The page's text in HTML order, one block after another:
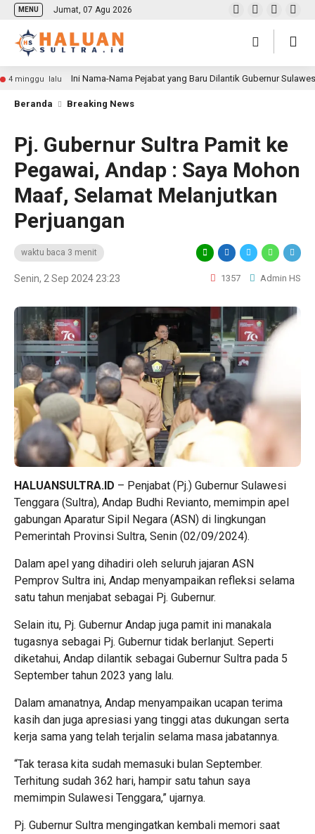
MENU Jumat, 07 Agu 2026
4 minggu lalu Ini Nama-Nama Pejabat yang Baru Dilantik Gubernur
Beranda Breaking News
Pj. Gubernur Sultra Pamit ke
Pegawai, Andap : Saya Mohon
Maaf, Selamat Melanjutkan
Perjuangan
waktu baca 3 menit
Senin, 2 Sep 2024 23:23 1357 Admin HS
HALUANSULTRA.ID – Penjabat (Pj.) Gubernur Sulawesi
Tenggara (Sultra), Andap Budhi Revianto, memimpin apel
gabungan Aparatur Sipil Negara (ASN) di lingkungan
Pemerintah Provinsi Sultra, Senin (02/09/2024).
Dalam apel yang dihadiri oleh seluruh jajaran ASN
Pemprov Sultra ini, Andap menyampaikan refleksi selama
satu tahun menjabat sebagai Pj. Gubernur.
Selain itu, Pj. Gubernur Andap juga pamit ini manakala
tugasnya sebagai Pj. Gubernur tidak berlanjut. Seperti
diketahui, Andap dilantik sebagai Gubernur Sultra pada 5
September tahun 2023 yang lalu.
Dalam amanatnya, Andap menyampaikan ucapan terima
kasih dan juga apresiasi yang tinggi atas dukungan serta
kerja sama yang telah terjalin selama masa jabatannya.
“Tak terasa kita sudah memasuki bulan September.
Terhitung sudah 362 hari, hampir satu tahun saya
memimpin Sulawesi Tenggara,” ujarnya.
Pj. Gubernur Sultra mengingatkan kembali memori saat